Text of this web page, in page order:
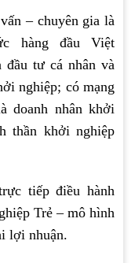
– chuyên gia là
hàng đầu Việt
tư cá nhân và
nghiệp; có mạng
doanh nhân khởi
thần khởi nghiệp
tiếp điều hành
Trẻ – mô hình
lợi nhuận.